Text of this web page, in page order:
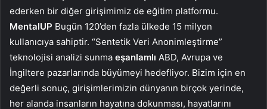
ederken bir diğer girişimimiz de eğitim platformu.
MentalUP Bugün 120’den fazla ülkede 15 milyon
kullanıcıya sahiptir. “Sentetik Veri Anonimleştirme”
teknolojisi analizi sunma eşanlamlı ABD, Avrupa ve
İngiltere pazarlarında büyümeyi hedefliyor. Bizim için en
değerli sonuç, girişimlerimizin dünyanın birçok yerinde,
her alanda insanların hayatına dokunması, hayatlarını